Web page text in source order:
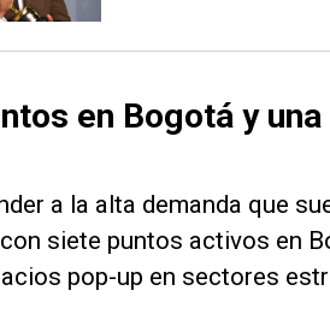
en Bogotá y
a la alta demanda que
siete puntos activos en
pop-up en sectores